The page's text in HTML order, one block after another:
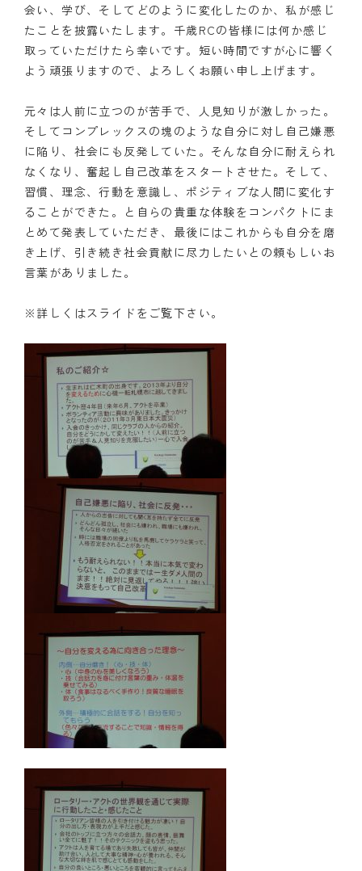
会い、学び、そしてどのように変化したのか、私が感じ
たことを披露いたします。千歳RCの皆様には何か感じ
取っていただけたら幸いです。短い時間ですが心に響く
よう頑張りますので、よろしくお願い申し上げます。
元々は人前に立つのが苦手で、人見知りが激しかった。
そしてコンプレックスの塊のような自分に対し自己嫌悪
に陥り、社会にも反発していた。そんな自分に耐えられ
なくなり、奮起し自己改革をスタートさせた。そして、
習慣、理念、行動を意識し、ポジティブな人間に変化す
ることができた。と自らの貴重な体験をコンパクトにま
とめて発表していただき、最後にはこれからも自分を磨
き上げ、引き続き社会貢献に尽力したいとの頼もしいお
言葉がありました。
※詳しくはスライドをご覧下さい。